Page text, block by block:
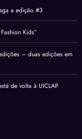
a edição #3
Kids”
– duas edições em
de volta à UICLAP